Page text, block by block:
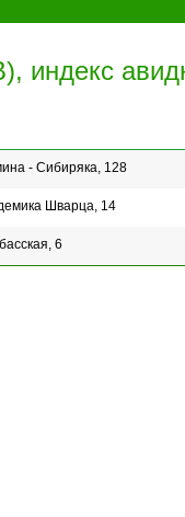
индекс
- Сибиряка, 128
Шварца, 14
6